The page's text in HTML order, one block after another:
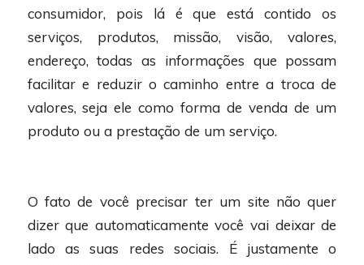
consumidor, pois lá é que está contido os
serviços, produtos, missão, visão, valores,
endereço, todas as informações que possam
facilitar e reduzir o caminho entre a troca de
valores, seja ele como forma de venda de um
produto ou a prestação de um serviço.
O fato de você precisar ter um site não quer
dizer que automaticamente você vai deixar de
lado as suas redes sociais. É justamente o